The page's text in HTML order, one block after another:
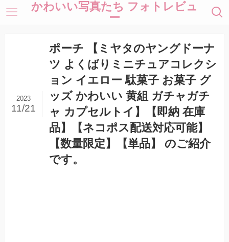
かわいい写真たち フォトレビュ
ー
ポーチ 【ミヤタのヤングドーナ
ツ よくばりミニチュアコレクシ
ョン イエロー 駄菓子 お菓子 グ
ッズ かわいい 黄組 ガチャガチ
ャ カプセルトイ】【即納 在庫
品】【ネコポス配送対応可能】
【数量限定】【単品】 のご紹介
です。
2023
11/21